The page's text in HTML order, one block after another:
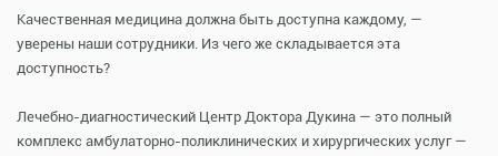
Качественная медицина должна быть доступна каждому, —
уверены наши сотрудники. Из чего же складывается эта
доступность?
Лечебно-диагностический Центр Доктора Дукина — это полный
комплекс амбулаторно-поликлинических и хирургических услуг —